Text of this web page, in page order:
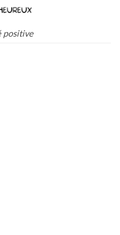
positive